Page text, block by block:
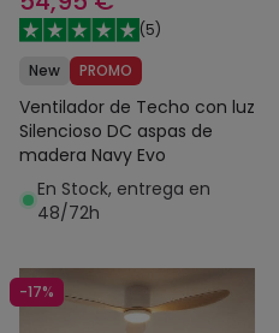
(5)
New
PROMO
Ventilador de Techo con luz
Silencioso DC aspas de
madera Navy Evo
En Stock, entrega en
48/72h
-17%